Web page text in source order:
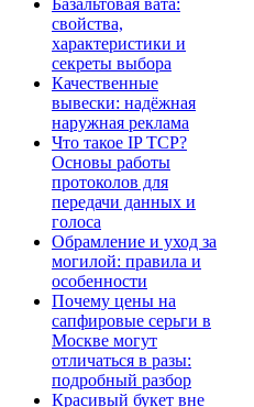
Базальтовая вата:
свойства,
характеристики и
секреты выбора
Качественные
вывески: надёжная
наружная реклама
Что такое IP TCP?
Основы работы
протоколов для
передачи данных и
голоса
Обрамление и уход за
могилой: правила и
особенности
Почему цены на
сапфировые серьги в
Москве могут
отличаться в разы:
подробный разбор
Красивый букет вне